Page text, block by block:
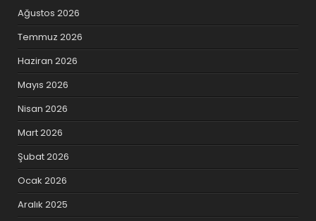
Ağustos 2026
Temmuz 2026
Haziran 2026
Mayıs 2026
Nisan 2026
Mart 2026
Şubat 2026
Ocak 2026
Aralık 2025